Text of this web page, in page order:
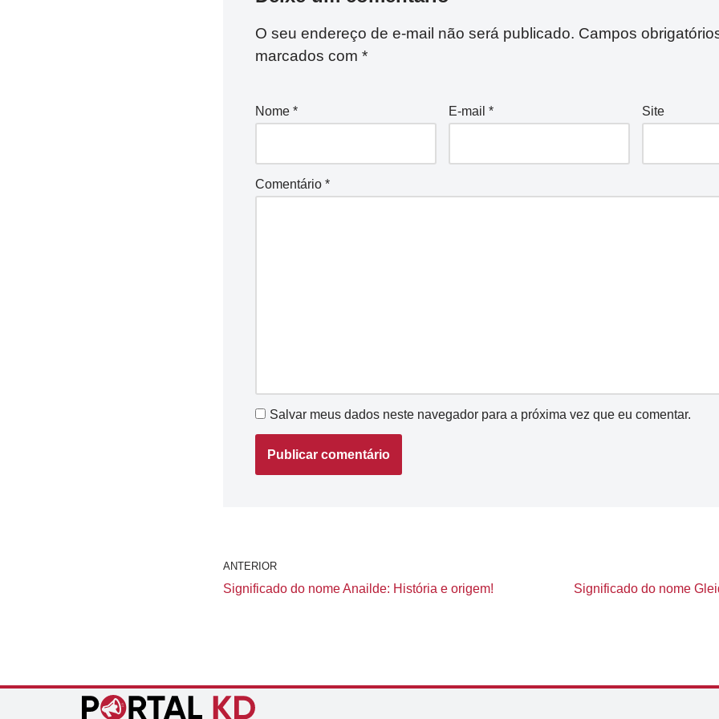
O seu endereço de e-mail não será publicado. Campos
marcados com *
Nome * E-mail * Site
Comentário *
Salvar meus dados neste navegador para a próxima vez que eu comentar.
ANTERIOR
Significado do nome Anailde: História e origem! Significado do nome